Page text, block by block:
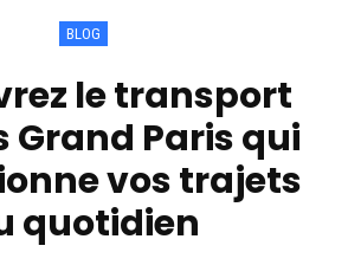
BLOG
le transport
Grand Paris qui
vos trajets
quotidien